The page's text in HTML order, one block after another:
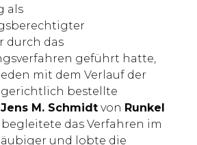
als
durch das
geführt hatte,
mit dem Verlauf der
gerichtlich bestellte
M. Schmidt von Runkel
begleitete das Verfahren im
und lobte die